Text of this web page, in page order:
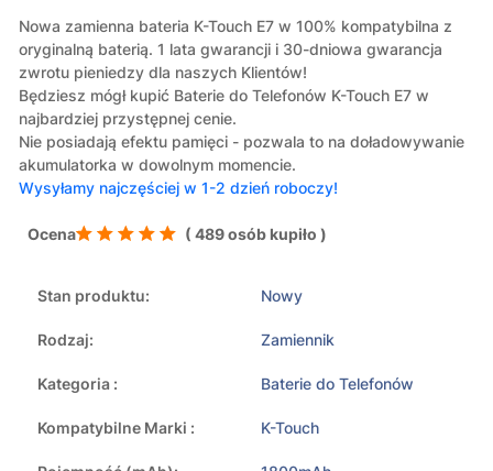
Nowa zamienna bateria K-Touch E7 w 100% kompatybilna z
oryginalną baterią. 1 lata gwarancji i 30-dniowa gwarancja
zwrotu pieniedzy dla naszych Klientów!
Będziesz mógł kupić Baterie do Telefonów K-Touch E7 w
najbardziej przystępnej cenie.
Nie posiadają efektu pamięci - pozwala to na doładowywanie
akumulatorka w dowolnym momencie.
Wysyłamy najczęściej w 1-2 dzień roboczy!
Ocena ( 489 osób kupiło )
Stan produktu: Nowy
Rodzaj: Zamiennik
Kategoria : Baterie do Telefonów
Kompatybilne Marki : K-Touch